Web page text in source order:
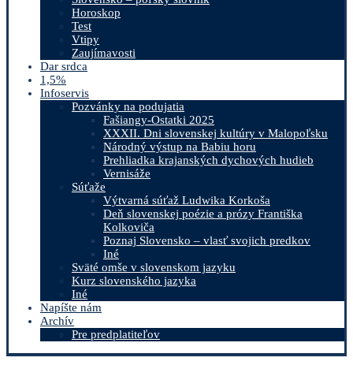
Horoskop
Test
Vtipy
Zaujímavosti
Dar srdca
1,5%
Infoservis
Pozvánky na podujatia
Fašiangy-Ostatki 2025
XXXII. Dni slovenskej kultúry v Malopoľsku
Národný výstup na Babiu horu
Prehliadka krajanských dychových hudieb
Vernisáže
Súťaže
Výtvarná súťaž Ludwika Korkoša
Deň slovenskej poézie a prózy Františka
Kolkoviča
Poznaj Slovensko – vlasť svojich predkov
Iné
Sväté omše v slovenskom jazyku
Kurz slovenského jazyka
Iné
Napíšte nám
Archív
Pre predplatiteľov